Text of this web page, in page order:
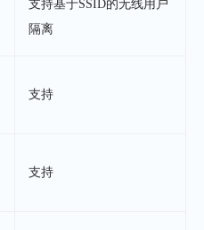
支持基于SSID的无线用户
隔离
支持
支持